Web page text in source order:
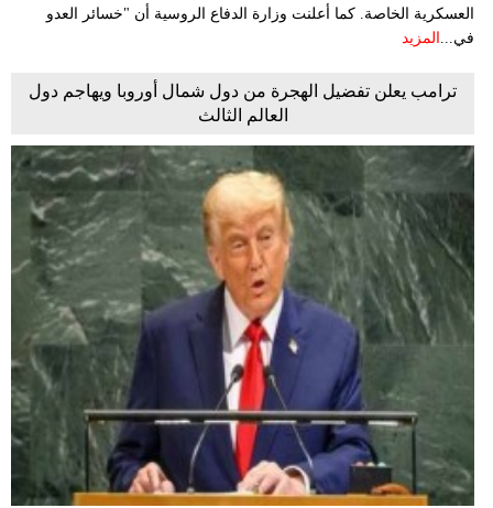
العسكرية الخاصة. كما أعلنت وزارة الدفاع الروسية أن "خسائر العدو
في... المزيد
ترامب يعلن تفضيل الهجرة من دول شمال أوروبا ويهاجم دول
العالم الثالث